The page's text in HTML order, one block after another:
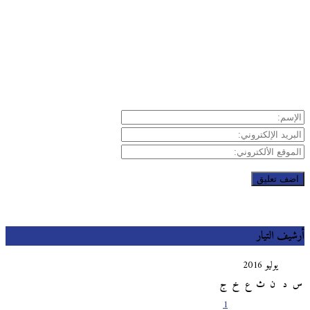
التيار
يوليو 2016
د ن ث ع خ ج